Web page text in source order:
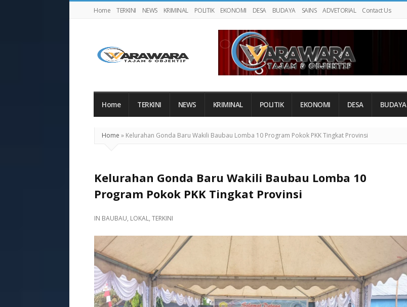
Home TERKINI NEWS KRIMINAL POLITIK EKONOMI DESA BUDAYA SAINS ADVETORIAL Contact Us
Home TERKINI NEWS KRIMINAL POLITIK EKONOMI DESA BUDAYA
Home » Kelurahan Gonda Baru Wakili Baubau Lomba 10 Program Pokok PKK Tingkat Provinsi
Kelurahan Gonda Baru Wakili Baubau Lomba 10
Program Pokok PKK Tingkat Provinsi
IN BAUBAU, LOKAL, TERKINI